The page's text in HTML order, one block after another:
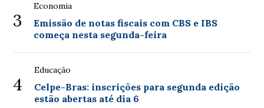
3
Economia
Emissão de notas fiscais com CBS e IBS
começa nesta segunda-feira
4
Educação
Celpe-Bras: inscrições para segunda edição
estão abertas até dia 6